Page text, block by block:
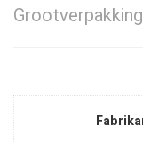
Grootverpakking